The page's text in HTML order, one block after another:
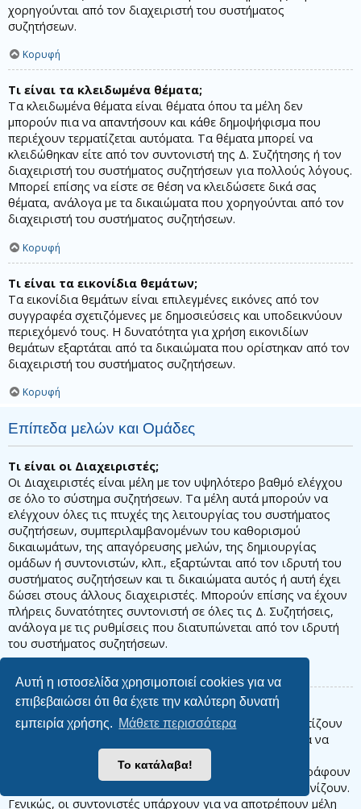
Αυτή η ιστοσελίδα χρησιμοποιεί cookies για να
επιβεβαιώσει ότι θα έχετε την καλύτερη δυνατή
εμπειρία χρήσης. Μάθετε περισσότερα
Το κατάλαβα!
χορηγούνται από τον διαχειριστή του συστήματος
συζητήσεων.
Κορυφή
Τι είναι τα κλειδωμένα θέματα;
Τα κλειδωμένα θέματα είναι θέματα όπου τα μέλη δεν
μπορούν πια να απαντήσουν και κάθε δημοψήφισμα που
περιέχουν τερματίζεται αυτόματα. Τα θέματα μπορεί να
κλειδώθηκαν είτε από τον συντονιστή της Δ. Συζήτησης ή τον
διαχειριστή του συστήματος συζητήσεων για πολλούς λόγους.
Μπορεί επίσης να είστε σε θέση να κλειδώσετε δικά σας
θέματα, ανάλογα με τα δικαιώματα που χορηγούνται από τον
διαχειριστή του συστήματος συζητήσεων.
Κορυφή
Τι είναι τα εικονίδια θεμάτων;
Τα εικονίδια θεμάτων είναι επιλεγμένες εικόνες από τον
συγγραφέα σχετιζόμενες με δημοσιεύσεις και υποδεικνύουν
περιεχόμενό τους. Η δυνατότητα για χρήση εικονιδίων
θεμάτων εξαρτάται από τα δικαιώματα που ορίστηκαν από τον
διαχειριστή του συστήματος συζητήσεων.
Κορυφή
Επίπεδα μελών και Ομάδες
Τι είναι οι Διαχειριστές;
Οι Διαχειριστές είναι μέλη με τον υψηλότερο βαθμό ελέγχου
σε όλο το σύστημα συζητήσεων. Τα μέλη αυτά μπορούν να
ελέγχουν όλες τις πτυχές της λειτουργίας του συστήματος
συζητήσεων, συμπεριλαμβανομένων του καθορισμού
δικαιωμάτων, της απαγόρευσης μελών, της δημιουργίας
ομάδων ή συντονιστών, κλπ., εξαρτώνται από τον ιδρυτή του
συστήματος συζητήσεων και τι δικαιώματα αυτός ή αυτή έχει
δώσει στους άλλους διαχειριστές. Μπορούν επίσης να έχουν
πλήρεις δυνατότητες συντονιστή σε όλες τις Δ. Συζητήσεις,
ανάλογα με τις ρυθμίσεις που διατυπώνεται από τον ιδρυτή
του συστήματος συζητήσεων.
Τι είναι οι Συντονιστές;
Οι Συντονιστές είναι μέλη (ή ομάδες μελών) που φροντίζουν
τις Δ. Συζητήσεις από μέρα σε μέρα. Έχουν το δικαίωμα να
επεξεργάζονται ή να διαγράφουν δημοσιεύσεις και να
κλειδώνουν, να ξεκλειδώνουν, να μετακινούν, να διαγράφουν
και να διαχωρίζουν θέματα στη Δ. Συζήτηση που συντονίζουν.
Γενικώς, οι συντονιστές υπάρχουν για να αποτρέπουν μέλη